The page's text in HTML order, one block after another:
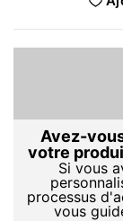
Avez-
votre
Si vous
processus
vous